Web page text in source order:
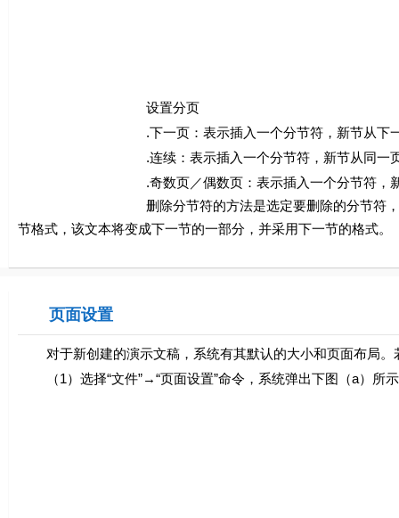
设置分页
.下一页：表示插入一个分节符，新节从下一
.连续：表示插入一个分节符，新节从同一页
.奇数页／偶数页：表示插入一个分节符，新节从
删除分节符的方法是选定要删除的分节符，按Delete
节格式，该文本将变成下一节的一部分，并采用下一节的格式。
页面设置
对于新创建的演示文稿，系统有其默认的大小和页面布局。
（1）选择“文件”→“页面设置”命令，系统弹出下图（a）所示